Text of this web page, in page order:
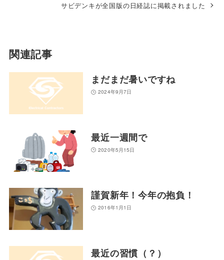
サビデンキが全国版の日経誌に掲載されました
関連記事
まだまだ暑いですね
2024年9月7日
最近一週間で
2020年5月15日
謹賀新年！今年の抱負！
2016年1月1日
最近の習慣（？）